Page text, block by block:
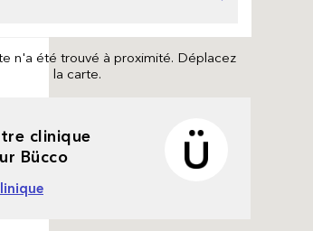
n'a été trouvé à proximité. Déplacez
la carte.
clinique
Bücco